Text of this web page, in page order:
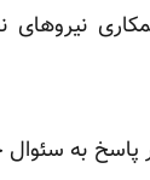
نیروهای
به سئوال